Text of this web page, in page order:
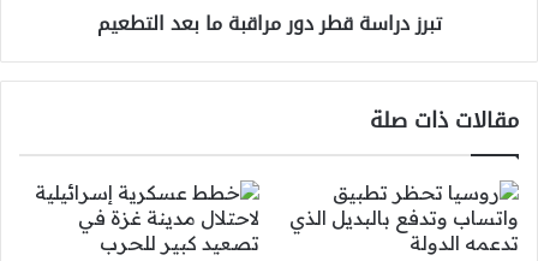
تبرز دراسة قطر دور مراقبة ما بعد التطعيم
مقالات ذات صلة